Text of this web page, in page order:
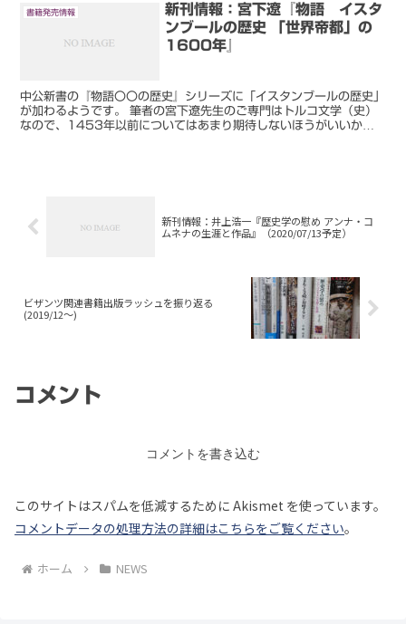
書籍発売情報
新刊情報：宮下遼『物語 イスタ
ンブールの歴史 「世界帝都」の
1600年』
中公新書の『物語〇〇の歴史』シリーズに「イスタンブールの歴史」
が加わるようです。 筆者の宮下遼先生のご専門はトルコ文学（史）
なので、1453年以前についてはあまり期待しないほうがいいかも
新刊情報：井上浩一『歴史学の慰め アンナ・コ
ムネナの生涯と作品』（2020/07/13予定）
ビザンツ関連書籍出版ラッシュを振り返る
(2019/12～)
コメント
コメントを書き込む
このサイトはスパムを低減するために Akismet を使っています。
コメントデータの処理方法の詳細はこちらをご覧ください。
ホーム NEWS